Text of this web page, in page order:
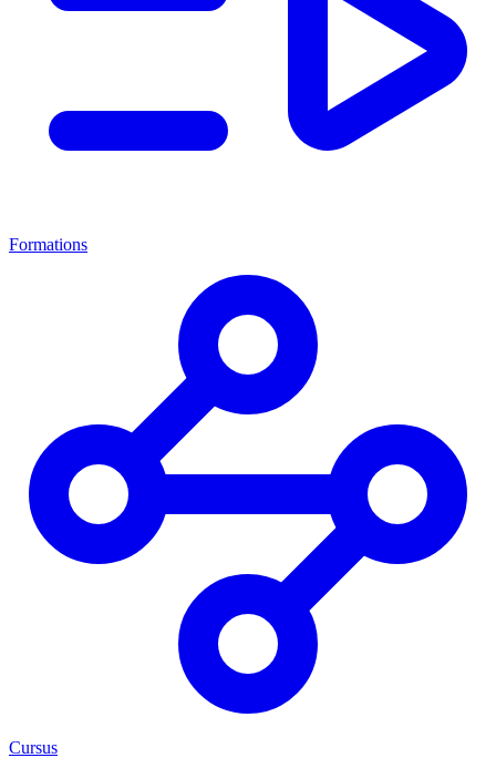
Formations
Cursus